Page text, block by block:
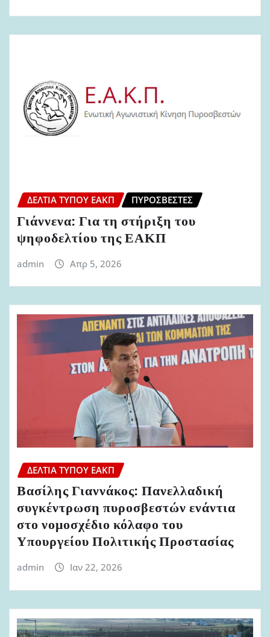
ΔΕΛΤΊΑ ΤΎΠΟΥ ΕΑΚΠ ΠΥΡΟΣΒΈΣΤΕΣ
Γιάννενα: Για τη στήριξη του
ψηφοδελτίου της ΕΑΚΠ
admin Απρ 5, 2026
ΔΕΛΤΊΑ ΤΎΠΟΥ ΕΑΚΠ
Βασίλης Γιαννάκος: Πανελλαδική
συγκέντρωση πυροσβεστών ενάντια
στο νομοσχέδιο κόλαφο του
Υπουργείου Πολιτικής Προστασίας
admin Ιαν 22, 2026